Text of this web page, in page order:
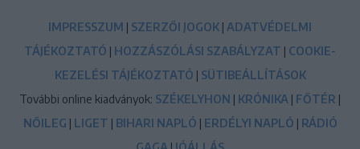
IMPRESSZUM | SZERZŐI JOGOK | ADATVÉDELMI
TÁJÉKOZTATÓ | HOZZÁSZÓLÁSI SZABÁLYZAT | COOKIE-
KEZELÉSI TÁJÉKOZTATÓ | SÜTIBEÁLLÍTÁSOK
További online kiadványok: SZÉKELYHON | KRÓNIKA | FŐTÉR |
NŐILEG | LIGET | BIHARI NAPLÓ | ERDÉLYI NAPLÓ | RÁDIÓ